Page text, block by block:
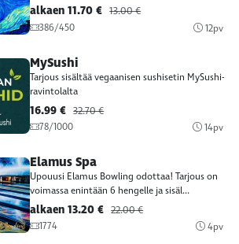
alkaen 11.70 € 13.00 €
386/450
12pv
MySushi
Tarjous sisältää vegaanisen sushisetin MySushi-
ravintolalta
16.99 € 32.70 €
78/1000
14pv
Elamus Spa
Upouusi Elamus Bowling odottaa! Tarjous on
voimassa enintään 6 hengelle ja sisäl...
alkaen 13.20 € 22.00 €
1774
4pv